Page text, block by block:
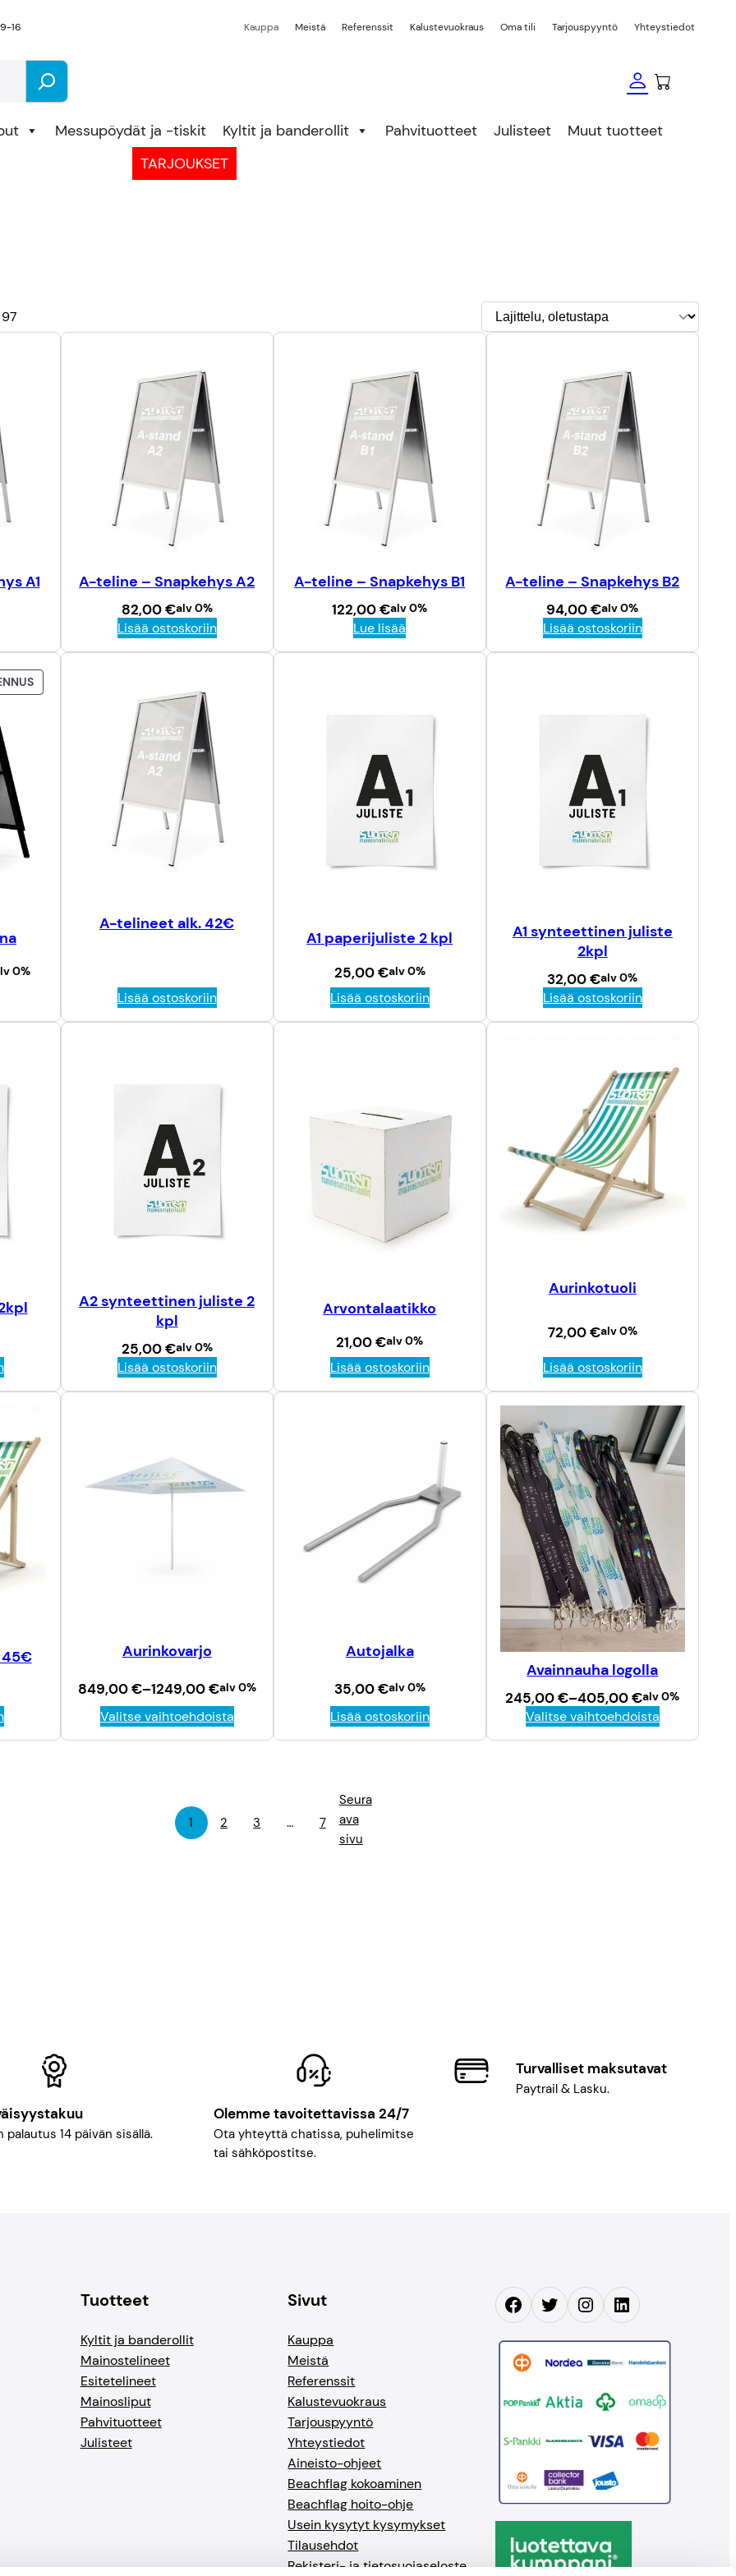
16 Kauppa Meistä Referenssit Kalustevuokraus Oma tili Tarjouspyyntö Yhteystiedot
Messupöydät ja -tiskit Kyltit ja banderollit Pahvituotteet Julisteet
Muut tuotteet
TARJOUKSET
A1 A-teline – Snapkehys A2
82,00€alv 0%
Lisää ostoskoriin
A-teline – Snapkehys B1
122,00€alv 0%
Lue lisää
A-teline – Snapkehys B2
94,00€alv 0%
Lisää ostoskoriin
T
U
0%
A-telineet alk. 42€
Lisää ostoskoriin
A1 paperijuliste 2 kpl
25,00€alv 0%
Lisää ostoskoriin
A1 synteettinen juliste
2kpl
32,00€alv 0%
Lisää ostoskoriin
A2 synteettinen juliste 2
kpl
25,00€alv 0%
Lisää ostoskoriin
Arvontalaatikko
21,00€alv 0%
Lisää ostoskoriin
Aurinkotuoli
72,00€alv 0%
Lisää ostoskoriin
Aurinkovarjo
849,00€–1249,00€
H
i
n
t
alv 0%
Valitse vaihtoehdoista
Autojalka
35,00€alv 0%
Lisää ostoskoriin
Avainnauha logolla
245,00€–405,00€
H
i
n
t
5
,
alv 0%
Valitse vaihtoehdoista
1 2 3 … 7
Seura
ava
sivu
palautus 14 päivän sisällä.
Olemme tavoitettavissa 24/7
Ota yhteyttä chatissa, puhelimitse
tai sähköpostitse.
Turvalliset maksutavat
Paytrail & Lasku.
Tuotteet
Kyltit ja banderollit
Mainostelineet
Esitetelineet
Mainosliput
Pahvituotteet
Julisteet
Sivut
Kauppa
Meistä
Referenssit
Kalustevuokraus
Tarjouspyyntö
Yhteystiedot
Aineisto-ohjeet
Beachflag kokoaminen
Beachflag hoito-ohje
Usein kysytyt kysymykset
Tilausehdot
Rekisteri- ja tietosuojaseloste
Facebook Twitter Instagram LinkedIn